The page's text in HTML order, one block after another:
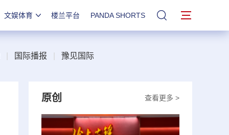
文娱体育 楼兰平台 PANDA SHORTS 站内搜索
国际播报 豫见国际
查看更多 >
原创